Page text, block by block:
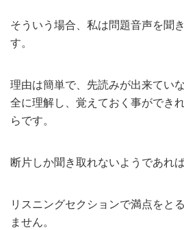
そういう場合、私は問題音声を聞
す。
理由は簡単で、先読みが出来てい
全に理解し、覚えておく事ができ
らです。
断片しか聞き取れないようであれ
リスニングセクションで満点をと
ません。